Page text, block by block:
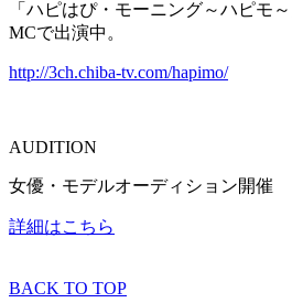
「ハピはぴ・モーニング～ハピモ
MCで出演中。
http://3ch.chiba-tv.com/hapimo/
AUDITION
女優・モデルオーディション開催
詳細はこちら
BACK TO TOP